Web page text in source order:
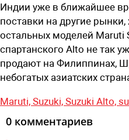
Индии уже в ближайшее
поставки на другие рынки,
остальных моделей Maruti
спартанского Alto не так
продают на Филиппинах,
небогатых азиатских
Maruti, Suzuki, Suzuki Alto,
0 комментариев